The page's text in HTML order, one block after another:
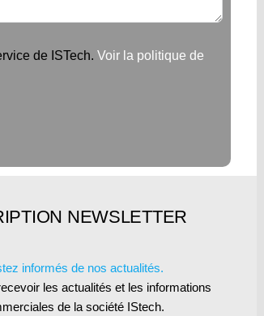
de ISTech. Voir la politique de
NEWSLETTER
informés de nos actualités.
les actualités et les informations
de la société IStech.